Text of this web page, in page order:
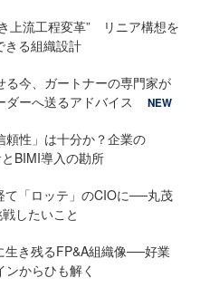
上流工程変革” リニア構想を
きる組織設計
今、ガートナーの専門家が
ーへ送るアドバイス
NEW
頼性」は十分か？企業の
BIMI導入の勘所
て「ロッテ」のCIOに──丸茂
したいこと
生き残るFP&A組織像──好業
からひも解く